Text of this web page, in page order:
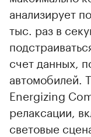
анализирует
тыс. раз в
счет данных,
автомобилей.
Energizing
релаксации,
световые